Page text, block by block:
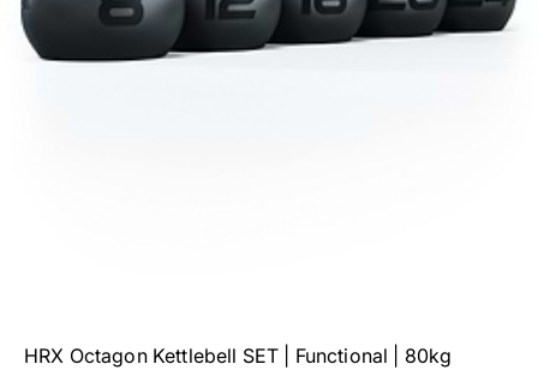
HRX Octagon Kettlebell SET | Functional | 80kg